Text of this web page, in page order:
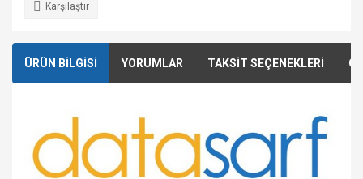
Karşılaştır
ÜRÜN BİLGİSİ YORUMLAR TAKSİT SEÇENEKLERİ